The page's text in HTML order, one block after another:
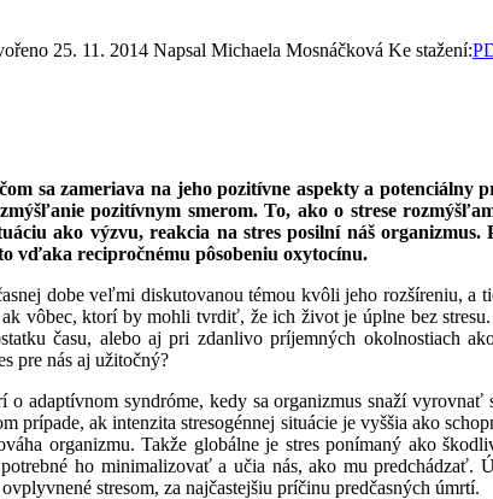
25. 11. 2014 Napsal Michaela Mosnáčková Ke stažení:
sa zameriava na jeho pozitívne aspekty a potenciálny
pozitívnym smerom. To, ako o strese
ako výzvu, reakcia na stres posilní náš
vďaka recipročnému pôsobeniu oxytocínu.
dobe veľmi diskutovanou témou kvôli jeho rozšíreniu,
vôbec, ktorí by mohli tvrdiť, že ich život je úplne bez
času, alebo aj pri zdanlivo príjemných okolnostiach
pre nás aj užitočný?
o adaptívnom syndróme, kedy sa organizmus snaží
prípade, ak intenzita stresogénnej situácie je vyššia ako
organizmu. Takže globálne je stres ponímaný ako
ho minimalizovať a učia nás, ako mu predchádzať.
stresom, za najčastejšiu príčinu predčasných úmrtí.